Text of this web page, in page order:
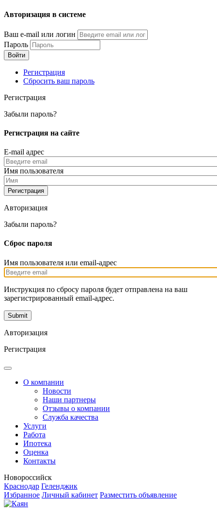
Перейти
основному
содержанию
Авторизация в системе
Ваш e-mail или логин
Пароль
Регистрация
Сбросить ваш пароль
Регистрация
Забыли пароль?
Регистрация на сайте
E-mail адрес
Имя пользователя
Авторизация
Забыли пароль?
Сброс пароля
Имя пользователя или email-адрес
Инструкция по сбросу пароля будет отправлена на ваш
зарегистрированный email-адрес.
Авторизация
Регистрация
О компании
Новости
Наши партнеры
Отзывы о компании
Служба качества
Услуги
Работа
Ипотека
Оценка
Контакты
Новороссийск
Краснодар Геленджик
Избранное Личный кабинет Разместить объявление